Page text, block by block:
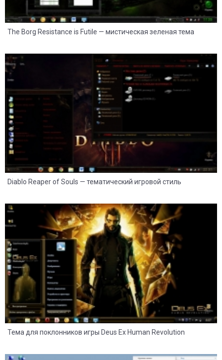
The Borg Resistance is Futile — мистическая зеленая тема
34 17
Diablo Reaper of Souls — тематический игровой стиль
Тема для поклонников игры Deus Ex Human Revolution